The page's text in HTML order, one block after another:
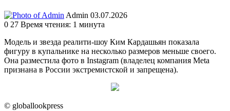
Admin Send
an
03.07.2026
0 27 Время чтения: 1 минута
Модель и звезда реалити-шоу Ким Кардашьян показала
фигуру в купальнике на несколько размеров меньше своего.
Она разместила фото в Instagram (владелец компания Meta
признана в России экстремистской и запрещена).
© globallookpress